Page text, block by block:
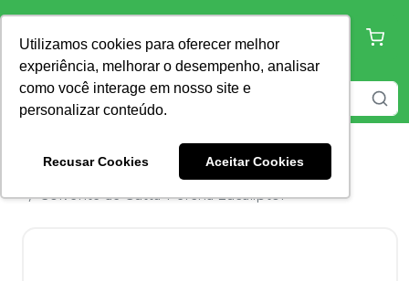
Utilizamos cookies para oferecer melhor
experiência, melhorar o desempenho, analisar
como você interage em nosso site e
personalizar conteúdo.
Recusar Cookies Aceitar Cookies
Desinfecção de Canal
Solvente de Gutta-Percha Eucaliptol